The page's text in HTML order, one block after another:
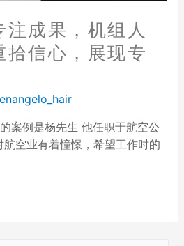
注成果，机组人
拾信心，展现专
案例是杨先生 他任职于航空公
空业有着憧憬，希望工作时的